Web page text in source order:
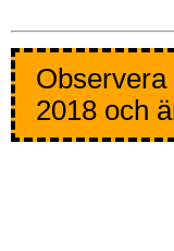
2018 och